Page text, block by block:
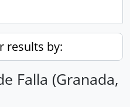
results by:
Falla (Granada,